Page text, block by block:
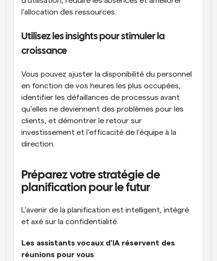
l'allocation des ressources.
Utilisez les insights pour stimuler la
croissance
Vous pouvez ajuster la disponibilité du personnel
en fonction de vos heures les plus occupées,
identifier les défaillances de processus avant
qu'elles ne deviennent des problèmes pour les
clients, et démontrer le retour sur
investissement et l'efficacité de l'équipe à la
direction.
Préparez votre stratégie de
planification pour le futur
L'avenir de la planification est intelligent, intégré
et axé sur la confidentialité.
Les assistants vocaux d'IA réservent des
réunions pour vous